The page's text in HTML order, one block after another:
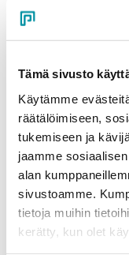
Tämä sivusto
Käytämme
räätälöimiseen,
tukemiseen ja
jaamme
alan
sivustoamme.
tietoja muihin
kerätty, kun olet